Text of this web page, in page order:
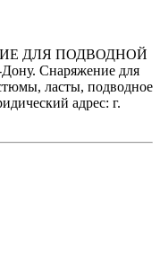
ДЛЯ ПОДВОДНОЙ
Снаряжение для
ласты, подводное
адрес: г.